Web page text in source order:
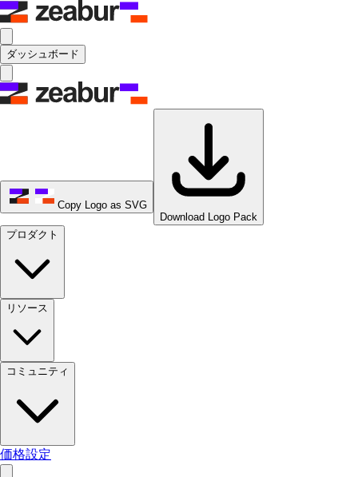
ダッシュボード
Copy Logo as SVG
Download Logo Pack
プロダクト
リソース
コミュニティ
価格設定